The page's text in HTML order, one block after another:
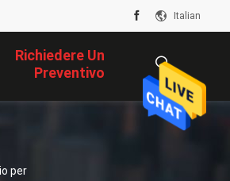
Italian
Richiedere Un
Preventivo
per